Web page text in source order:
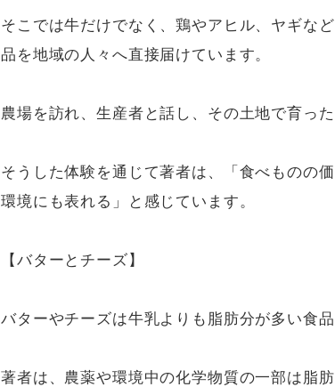
そこでは牛だけでなく、鶏やアヒル、ヤギな
品を地域の人々へ直接届けています。
農場を訪れ、生産者と話し、その土地で育っ
そうした体験を通じて著者は、「食べものの
環境にも表れる」と感じています。
【バターとチーズ】
バターやチーズは牛乳よりも脂肪分が多い食品
著者は、農薬や環境中の化学物質の一部は脂